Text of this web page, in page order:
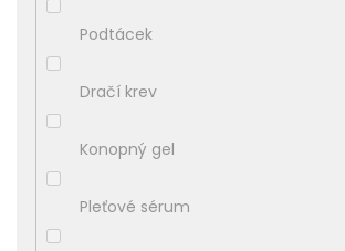
Podtácek
Dračí krev
Konopný gel
Pleťové sérum